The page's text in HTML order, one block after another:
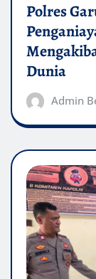
Polres
Dunia
Admin